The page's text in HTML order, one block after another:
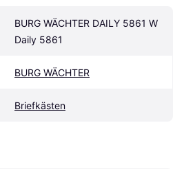
BURG WÄCHTER DAILY 5861 W
Daily 5861
BURG WÄCHTER
Briefkästen